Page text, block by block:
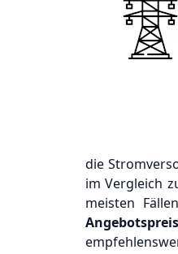
die
im Vergleich
meisten